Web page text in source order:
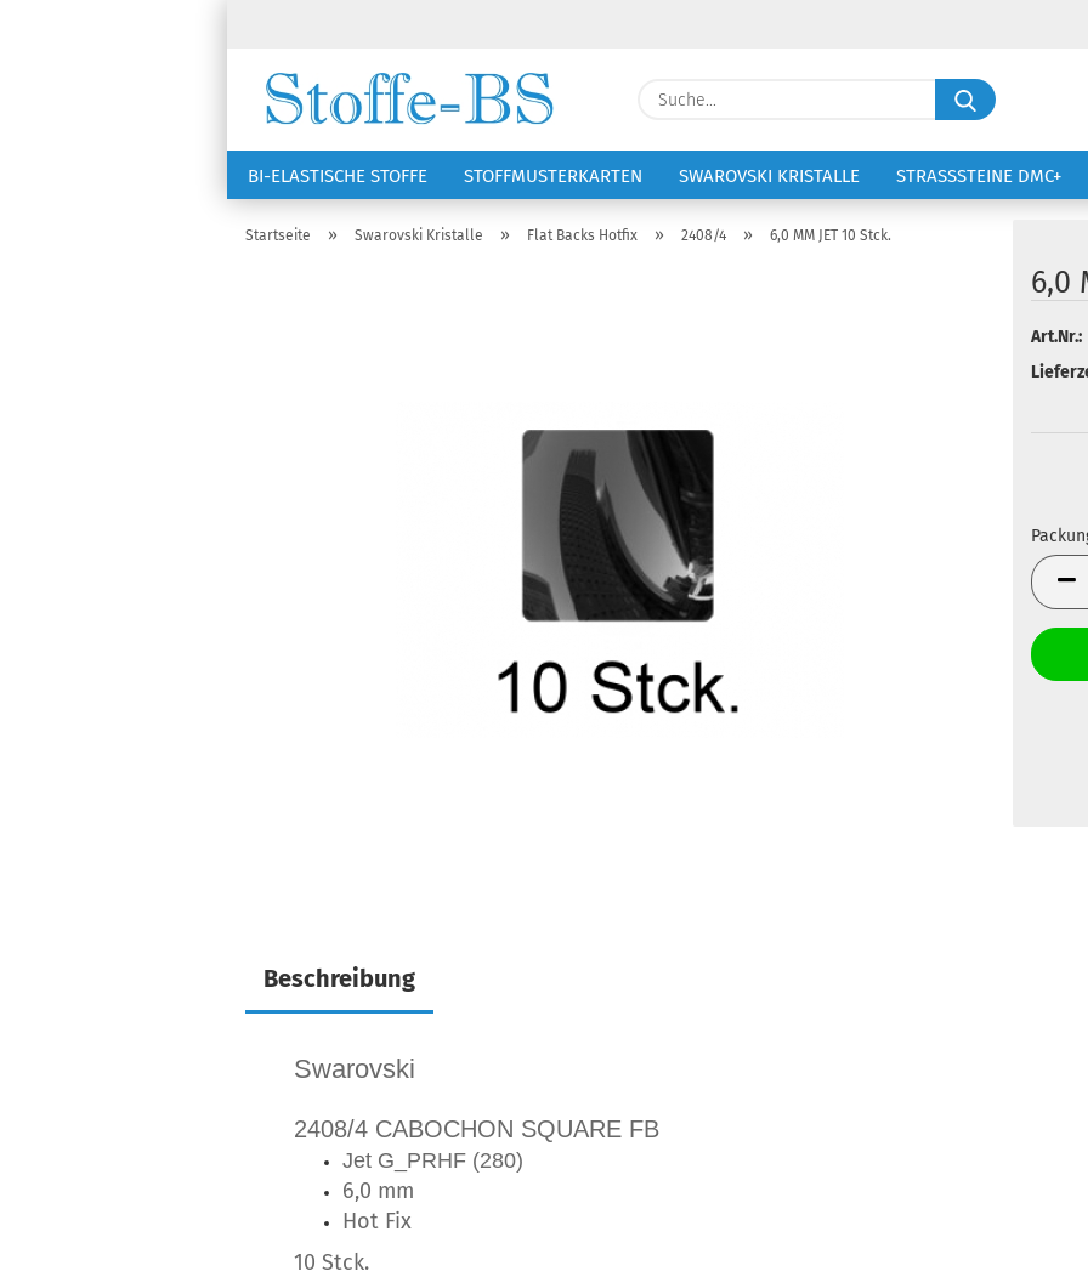
Lieferland Suche...
BI-ELASTISCHE STOFFE STOFFMUSTERKARTEN SWAROVSKI KRISTALLE STRASSSTEINE DMC+
NÄHZUBEHÖR RSG KAPPEN VOLTIGIERANZÜGE STICKEREI
Startseite » Swarovski Kristalle » Flat Backs Hotfix » 2408/4 » 6,0 MM JET 10 Stck.
6,0
Art.Nr.:
Beschreibung
Swarovski
2408/4 CABOCHON SQUARE FB
Jet G_PRHF (280)
6,0 mm
Hot Fix
10 Stck.